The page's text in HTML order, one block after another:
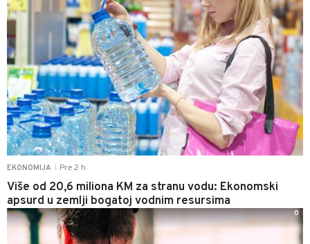
EKONOMIJA Pre 2 h
Više od 20,6 miliona KM za stranu vodu: Ekonomski
apsurd u zemlji bogatoj vodnim resursima
0